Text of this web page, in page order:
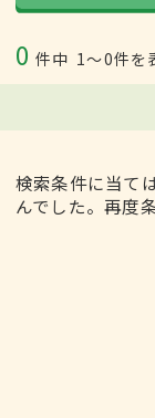
0 件中 1〜0件を
検索条件に当て
んでした。再度